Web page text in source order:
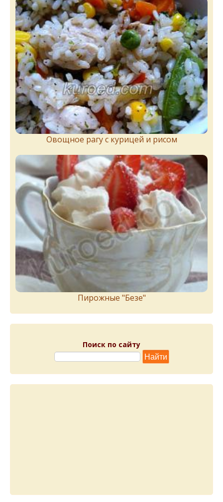
Овощное рагу с курицей и рисом
Пирожныe "Бeзe"
Поиск по сайту